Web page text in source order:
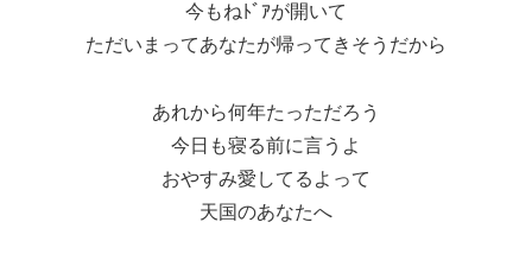
今もねﾄﾞｱが開いて
ただいまってあなたが帰ってきそうだから
あれから何年たっただろう
今日も寝る前に言うよ
おやすみ愛してるよって
天国のあなたへ